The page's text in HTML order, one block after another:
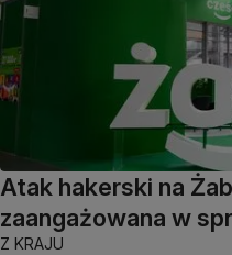
Atak hakerski na
zaangażowana w
Z KRAJU